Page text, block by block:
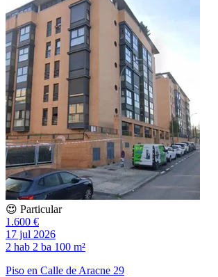
😍 Particular
1.600 €
17 jul 2026
2 hab 2 ba 100 m²
Piso en Calle de Aracne 29